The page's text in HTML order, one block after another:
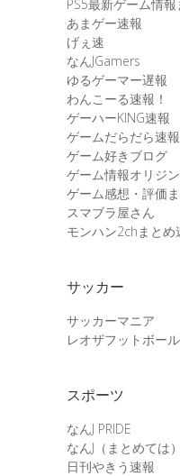
PS5最新ゲーム情
あまゲー速報
げぇ速
なんJGamers
ゆるゲーマー遅報
わんこーる速報！
ゲーハーKING速報
ゲームだらだら速報
ゲーム好きブログ
ゲーム情報オリジン
ゲーム感想・評価
スマブラ屋さん
モンハン2chまとめ
サッカー
サッカーマニア
レオザフットボー
スポーツ
なんJ PRIDE
なんJ（まとめては
日刊やきう速報